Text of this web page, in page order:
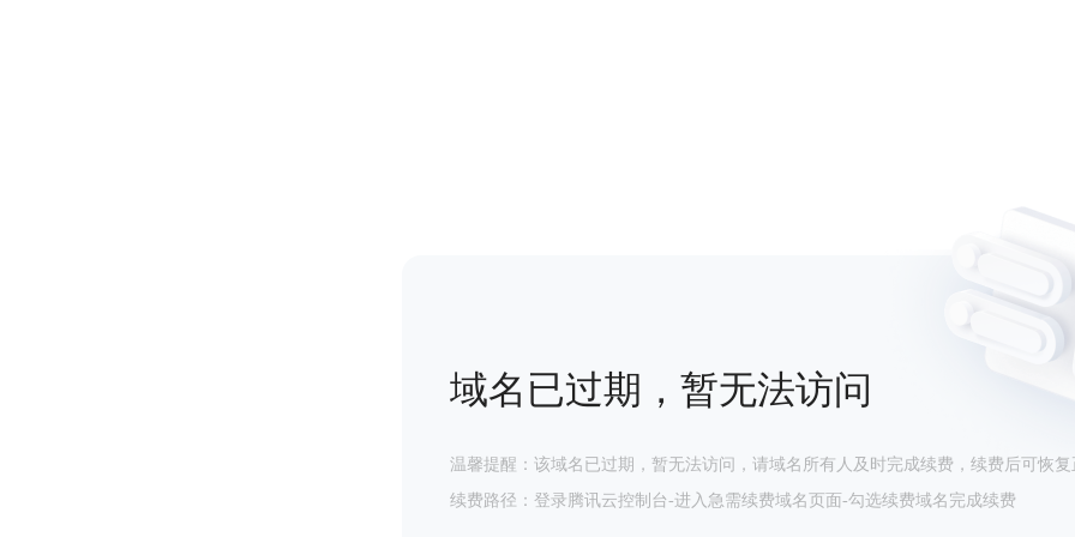
域名已过期，暂无法访问
温馨提醒：该域名已过期，暂无法访问，请域名所有人及时完成续费，续费后可恢复
续费路径：登录腾讯云控制台-进入急需续费域名页面-勾选续费域名完成续费